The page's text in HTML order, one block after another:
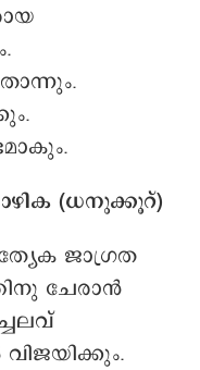
(ധനുക്കൂറ്)
ജാഗ്രത
ചേരാന്‍